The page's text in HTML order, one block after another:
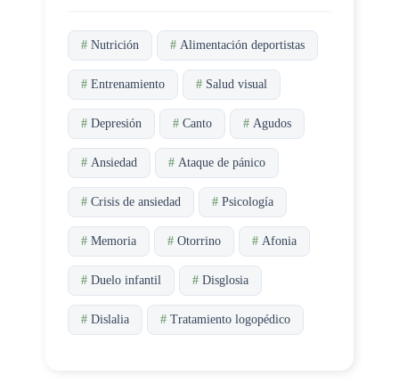
# Nutrición # Alimentación deportistas
# Entrenamiento # Salud visual
# Depresión # Canto # Agudos
# Ansiedad # Ataque de pánico
# Crisis de ansiedad # Psicología
# Memoria # Otorrino # Afonia
# Duelo infantil # Disglosia
# Dislalia # Tratamiento logopédico